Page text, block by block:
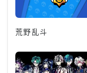
荒野乱斗